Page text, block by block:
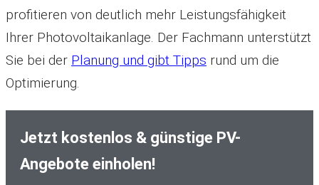
profitieren von deutlich mehr Leistungsfähigkeit
Ihrer Photovoltaikanlage. Der Fachmann unterstützt
Sie bei der Planung und gibt Tipps rund um die
Optimierung.
Jetzt kostenlos & günstige PV-
Angebote einholen!